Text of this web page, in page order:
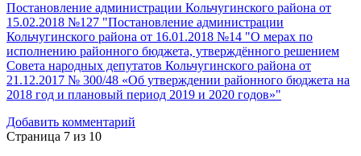
Постановление администрации Кольчугинского района от
15.02.2018 №127 "Постановление администрации
Кольчугинского района от 16.01.2018 №14 "О мерах по
исполнению районного бюджета, утверждённого решением
Совета народных депутатов Кольчугинского района от
21.12.2017 № 300/48 «Об утверждении районного бюджета на
2018 год и плановый период 2019 и 2020 годов»"
Добавить комментарий
Страница 7 из 10